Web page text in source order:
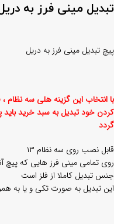
تبدیل مینی فرز به
پیچ تبدیل مینی فرز به دریل
با انتخاب این گزینه هلی سه
کردن خود تبدیل به سبد خرید باید
گردد
قابل نصب روی سه نظام ۱۳
روی تمامی مینی فرز هایی که پیچ آنها شماره ۱۳
جنس تبدیل کاملا از فلز است
این تبدیل به صورت تکی و یا به